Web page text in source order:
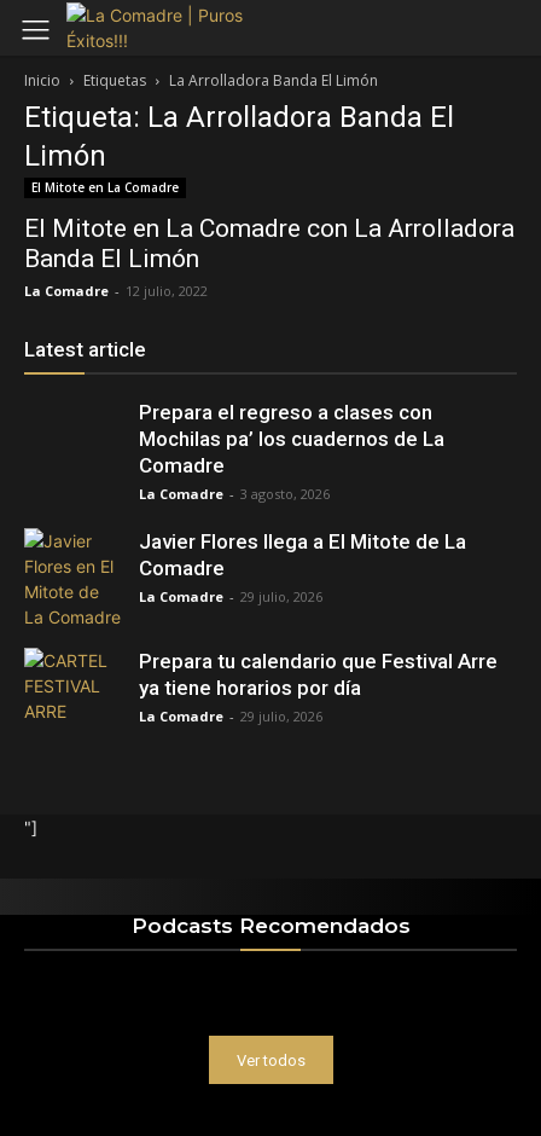
Inicio Etiquetas La Arrolladora Banda El Limón
Etiqueta: La Arrolladora Banda El
Limón
El Mitote en La Comadre
El Mitote en La Comadre con La Arrolladora
Banda El Limón
La Comadre - 12 julio, 2022
Latest article
Prepara el regreso a clases con
Mochilas pa’ los cuadernos de La
Comadre
La Comadre - 3 agosto, 2026
Javier Flores llega a El Mitote de La
Comadre
La Comadre - 29 julio, 2026
Prepara tu calendario que Festival Arre
ya tiene horarios por día
La Comadre - 29 julio, 2026
"]
Podcasts Recomendados
Ver todos